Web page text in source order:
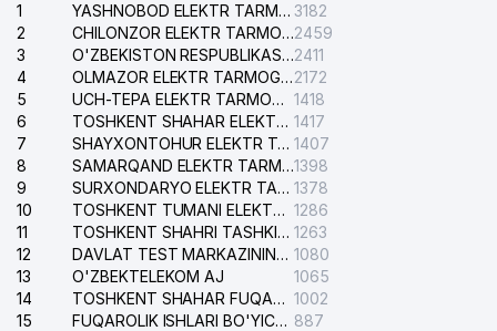
1
YASHNOBOD ELEKTR TARMOG'I NOSOZLIKLARI XIZMATI 3182
2
CHILONZOR ELEKTR TARMOG'I NOSOZLIK XIZMATI2459
3
O'ZBEKISTON RESPUBLIKASI BOSH PROKURATURASI ISHONCH TELEFONI2411
4
OLMAZOR ELEKTR TARMOG'I NOSOZLIKLARI XIZMATI2172
5
UCH-TEPA ELEKTR TARMOG'I NOSOZLIKLARI XIZMATI 1418
6
TOSHKENT SHAHAR ELEKTR TARMOQLARI KORXONASI AJ 1417
7
SHAYXONTOHUR ELEKTR TARMOG'I NOSOZLIKLARINI TUZATISH XIZMATI 1407
8
SAMARQAND ELEKTR TARMOQLARI AJ1398
9
SURXONDARYO ELEKTR TARMOQLARI AJ 1378
10
TOSHKENT TUMANI ELEKTR TARMOG'I AVARIYA XIZMATI 1286
11
TOSHKENT SHAHRI TASHKILOT TELEFONLARI HAQIDA MA'LUMOT BYUROSI 1263
12
DAVLAT TEST MARKAZINING ISHONCH TELEFONLARI 1080
13
O'ZBEKTELEKOM AJ
1065
14
TOSHKENT SHAHAR FUQAROLIK ISHLARI BO'YICHA SUDI 1002
15
FUQAROLIK ISHLARI BO'YICHA YAKKASAROY TUMANLARARO SUDI 887